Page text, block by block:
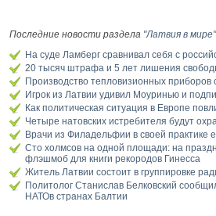
Последние новости раздела "Латвия в мире"
На суде Ламберг сравнивал себя с
20 тысяч штрафа и 5 лет лишения
Производство тепловизионных приборов
Игрок из Латвии удивил Моуринью и
Как политическая ситуация в Европе
Четыре натовских истребителя будут
Врачи из Филадельфии в своей практике
Сто холмсов на одной площади: на
флэшмоб для книги рекородов Гинесса
Житель Латвии состоит в группировке
Политолог Станислав Белковский
НАТОв странах Балтии